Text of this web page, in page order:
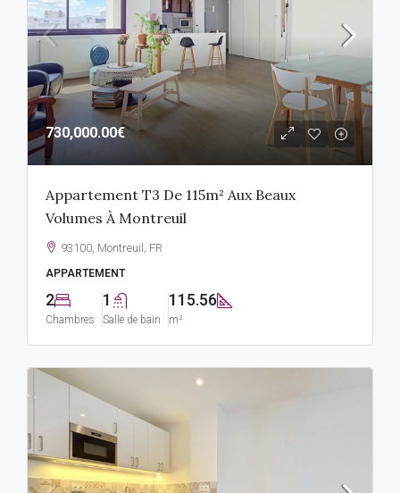
730,000.00€
Appartement T3 De 115m² Aux Beaux
Volumes À Montreuil
93100, Montreuil, FR
APPARTEMENT
2
Chambres
1
Salle de bain
115.56
m²